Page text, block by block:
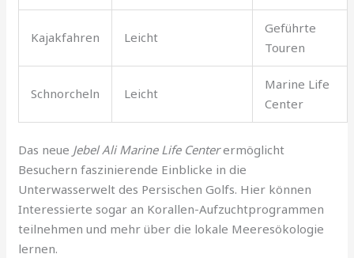
Kajakfahren Leicht
Geführte
Touren
Schnorcheln Leicht
Marine Life
Center
Das neue Jebel Ali Marine Life Centerermöglicht
Besuchern faszinierende Einblicke in die
Unterwasserwelt des Persischen Golfs. Hier können
Interessierte sogar an Korallen-Aufzuchtprogrammen
teilnehmen und mehr über die lokale Meeresökologie
lernen.